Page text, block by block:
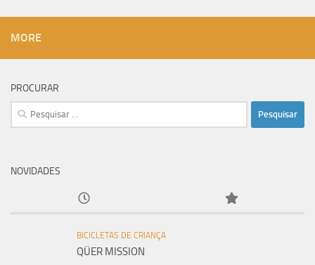
MORE
PROCURAR
Pesquisar
por:
NOVIDADES
BICICLETAS DE CRIANÇA
QÜER MISSION